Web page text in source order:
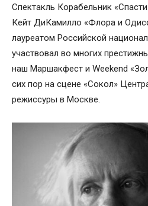
Спектакль Корабельник
Кейт ДиКамилло «Флора и
лауреатом Российской
участвовал во многих
наш Маршакфест и Weekend
сих пор на сцене «Сокол»
режиссуры в Москве.